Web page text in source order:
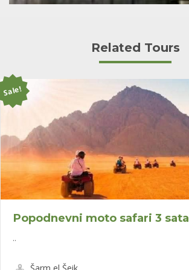
Related Tours
Sale!
Popodnevni moto safari 3 sata
..
Šarm el Šeik